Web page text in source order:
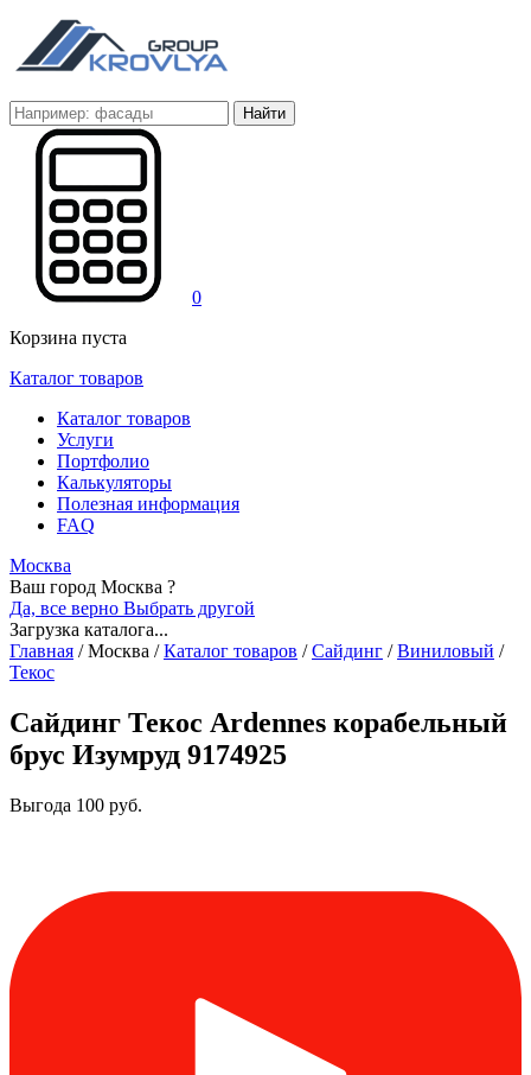
Найти
0
Корзина пуста
Каталог товаров
Каталог товаров
Услуги
Портфолио
Калькуляторы
Полезная информация
FAQ
Москва
Ваш город Москва ?
Да, все верно Выбрать другой
Загрузка каталога...
Главная /Москва / Каталог товаров / Сайдинг / Виниловый /
Текос
Сайдинг Текос Ardennes корабельный
брус Изумруд 9174925
Выгода 100 руб.